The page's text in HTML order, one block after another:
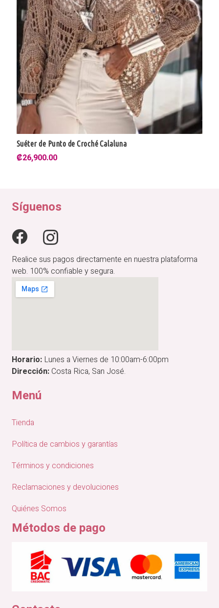
Suéter de Punto de Croché Calaluna
₡26,900.00
Jersey Cuello Tortuga
₡22,900.00
Síguenos
Realice sus pagos directamente en nuestra plataforma
web. 100% confiable y segura.
Horario: Lunes a Viernes de 10:00am-6:00pm
Dirección:Costa Rica, San José.
Menú
Tienda
Política de cambios y garantías
Términos y condiciones
Reclamaciones y devoluciones
Quiénes Somos
Métodos de pago